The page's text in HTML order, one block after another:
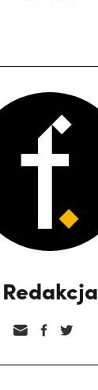
Redakcja